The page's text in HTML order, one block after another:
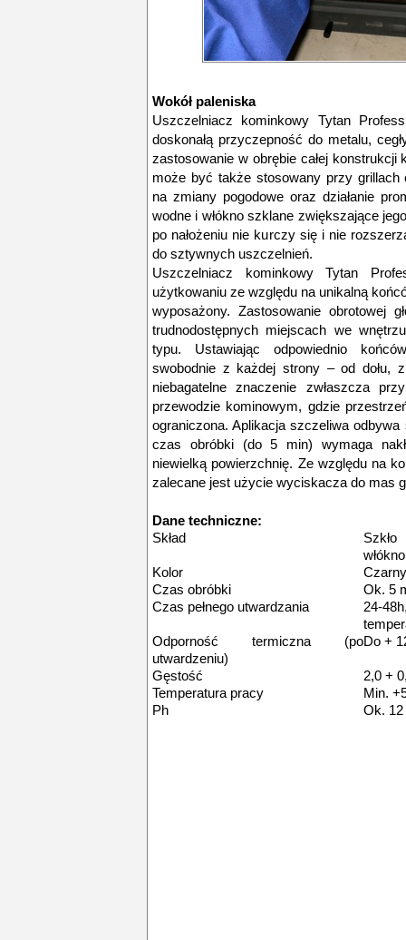
Wokół paleniska
Uszczelniacz kominkowy Tytan
doskonałą przyczepność do metalu,
zastosowanie w obrębie całej
może być także stosowany przy grillach
na zmiany pogodowe oraz działanie
wodne i włókno szklane zwiększające
po nałożeniu nie kurczy się i nie
do sztywnych uszczelnień.
Uszczelniacz kominkowy Tytan
użytkowaniu ze względu na unikalną
wyposażony. Zastosowanie obrotowej
trudnodostępnych miejscach we
typu. Ustawiając odpowiednio
swobodnie z każdej strony – od dołu,
niebagatelne znaczenie zwłaszcza
przewodzie kominowym, gdzie
ograniczona. Aplikacja szczeliwa
czas obróbki (do 5 min) wymaga
niewielką powierzchnię. Ze względu na
zalecane jest użycie wyciskacza do mas
Dane techniczne:
Skład
Kolor
Czarny
Czas obróbki
Ok. 5
Czas pełnego utwardzania
24-
Odporność termiczna (po
utwardzeniu)
Do +
Gęstość
2,0 +
Temperatura pracy
Min.
Ph
Ok. 12